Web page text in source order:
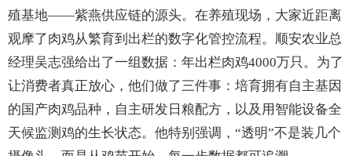
殖基地——紫燕供应链的源头。在养殖现场，大家近距离
观摩了肉鸡从繁育到出栏的数字化管控流程。顺安农业总
经理吴志强给出了一组数据：年出栏肉鸡4000万只。为了
让消费者真正放心，他们做了三件事：培育拥有自主基因
的国产肉鸡品种，自主研发日粮配方，以及用智能设备全
天候监测鸡的生长状态。他特别强调，“透明”不是装几个